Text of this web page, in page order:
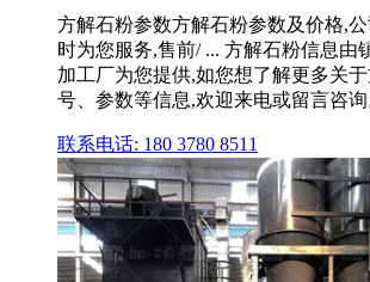
方解石粉参数方解石粉参数及价格,
时为您服务,售前/ ... 方解石粉信息由
加工厂为您提供,如您想了解更多关
号、参数等信息,欢迎来电或留言咨询
联系电话: 180 3780 8511